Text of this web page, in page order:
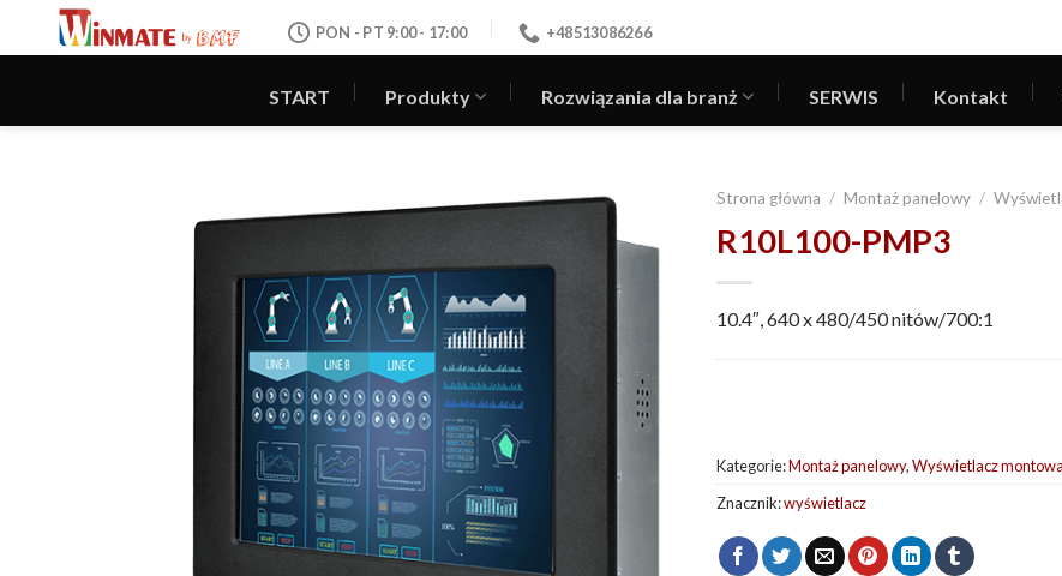
PON - PT 9:00 - 17:00 +48513086266
START Produkty Rozwiązania dla branż SERWIS Kontakt
Strona główna / Montaż panelowy /
R10L100-PMP3
10.4″, 640 x 480/450 nitów/700:1
Kategorie:Montaż panelowy,Wyświetlacz
Znacznik:wyświetlacz